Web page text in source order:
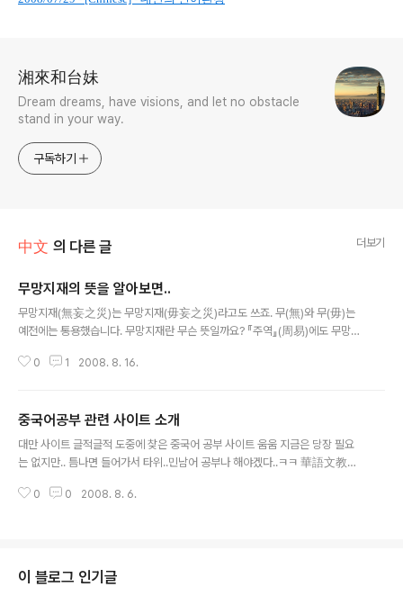
湘來和台妹
Dream dreams, have visions, and let no obstacle
stand in your way.
구독하기
中文 의 다른 글 더보기
무망지재의 뜻을 알아보면..
무망지재(無妄之災)는 무망지재(毋妄之災)라고도 쓰죠. 무(無)와 무(毋)는
예전에는 통용했습니다. 무망지재란 무슨 뜻일까요? 『주역』(周易)에도 무망
난’을 일컬어 무망지재라고 합니다. . 그런데 무망지재(無妄之災)의 망(妄)은
假)하여 사용했기 때문이지요. 음이 같거나 비슷하면 호환 가능했다는 것입니
다. 『전국책』「초책」(楚策)에서는 무망(無妄)을 무망(無妄)으로, 『사기』의 「춘
신군열전」에서는 무망(無妄)을 무망(毋望)으로 쓴 것으로도 알 수 있겠습니다.
0 1 2008. 8. 16.
중국어공부 관련 사이트 소개
대만 사이트 글적글적 도중에 찾은 중국어 공부 사이트 움움 지금은 당장 필요
는 없지만.. 틈나면 들어가서 타위..민남어 공부나 해야겠다..ㅋㅋ 華語文教學
知識為主，並提供有效的操作指南。 華語文應用寫作教學網 指導學
學習管道。 暨大網路多媒體華語文教室 獲得「91年海華獎優良華語
文教學軟體選拔活動」網頁組優等。 網路展書讀 透過網路豐富教學
0 0 2008. 8. 6.
이 블로그 인기글